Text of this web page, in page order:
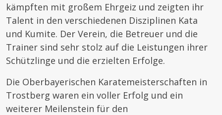
kämpften mit großem Ehrgeiz und zeigten ihr
Talent in den verschiedenen Disziplinen Kata
und Kumite. Der Verein, die Betreuer und die
Trainer sind sehr stolz auf die Leistungen ihrer
Schützlinge und die erzielten Erfolge.
Die Oberbayerischen Karatemeisterschaften in
Trostberg waren ein voller Erfolg und ein
weiterer Meilenstein für den